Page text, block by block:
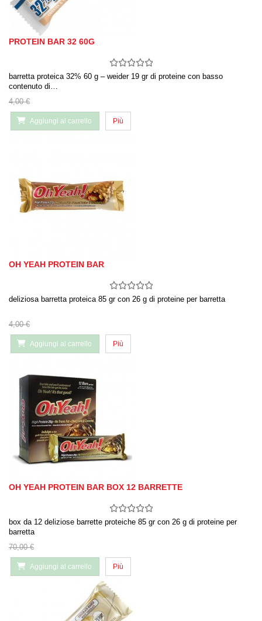
PROTEIN BAR 32 60G
barretta proteica 32% 60 g – weider 19 gr di proteine con basso
contenuto di…
4,00 €
Aggiungi al carrello Più
OH YEAH PROTEIN BAR
deliziosa barretta proteica 85 gr con 26 g di proteine per barretta
4,00 €
Aggiungi al carrello Più
OH YEAH PROTEIN BAR BOX 12 BARRETTE
box da 12 deliziose barrette proteiche 85 gr con 26 g di proteine per
barretta
70,00 €
Aggiungi al carrello Più